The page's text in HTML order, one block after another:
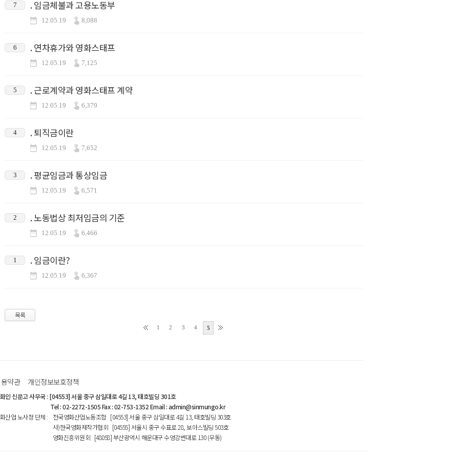
7 . 임금체불과 고용노동부
12.05.19 8,088
6 . 연차휴가와 영화스태프
12.05.19 7,125
5 . 근로계약과 영화스태프 계약
12.05.19 6,379
4 . 퇴직금이란
12.05.19 7,652
3 . 평균임금과 통상임금
12.05.19 6,571
2 . 노동법상 최저임금의 기준
12.05.19 6,466
1 . 임금이란?
12.05.19 6,367
목록
1 2 3 4 5
약관 개인정보보호정책
인 신문고 사무국: [04553] 서울 중구 삼일대로 4길 13, 태호빌딩 301호
Tel : 02-2272-1505 Fax : 02-753-1352 Email : admin@sinmungo.kr
산업 노사정 단체 :
전국영화산업노동조합 [04553] 서울 중구 삼일대로 4길 13, 태호빌딩 303호
사)한국영화제작가협회 [04555] 서울시 중구 수표로 28, 보아스빌딩 503호
영화진흥위원회 [48058] 부산광역시 해운대구 수영강변대로 130 (우동)